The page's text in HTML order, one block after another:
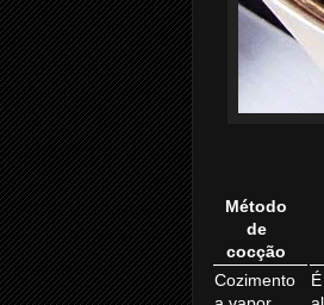
Método
de
cocção
Cozimento